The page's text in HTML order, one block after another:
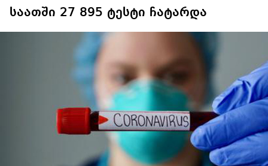
საათში 27 895 ტესტი ჩატარდა